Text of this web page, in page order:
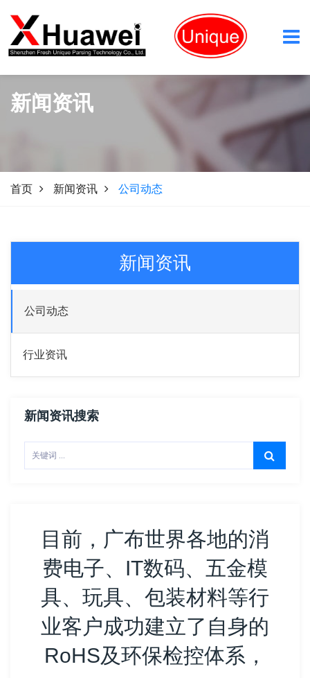
新闻资讯
首页 新闻资讯 公司动态
新闻资讯
公司动态
行业资讯
新闻资讯搜索
目前，广布世界各地的消
费电子、IT数码、五金模
具、玩具、包装材料等行
业客户成功建立了自身的
RoHS及环保检控体系，